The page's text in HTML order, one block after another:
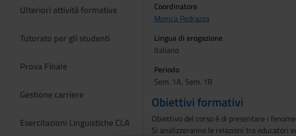
Ulteriori attività formative
Tutorato per gli studenti
Prova Finale
Gestione carriere
Esercitazioni Linguistiche CLA
Coordinatore
Monica Pedrazza
Lingua di erogazione
Italiano
Periodo
Sem. 1A, Sem. 1B
Obiettivi formativi
Obiettivo del corso è di presentare i
Si analizzeranno le relazioni tra educatori